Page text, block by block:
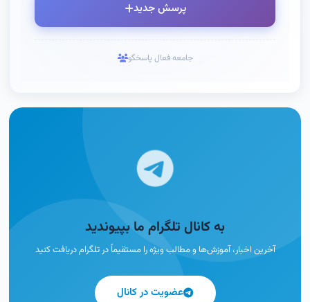
پرسش جدید
جامعه فعال پاسخگو
به کانال تلگرام ما بپیوندید
آخرین اخبار، آموزش‌ها و مطالب ویژه را مستقیماً در تلگرام دریافت کنید
عضویت در کانال